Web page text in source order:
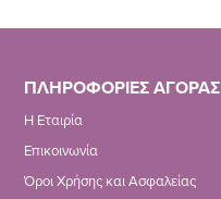
ΠΛΗΡΟΦΟΡΙΕΣ ΑΓΟΡΑΣ
Η Εταιρία
Επικοινωνία
Όροι Χρήσης και Ασφαλείας